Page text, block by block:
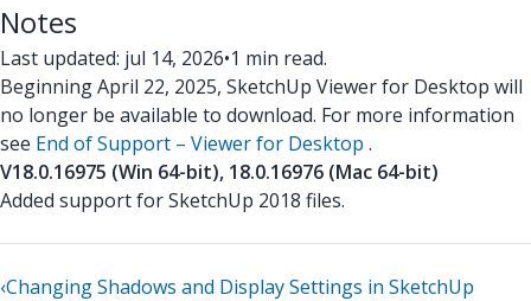
Notes
Last updated: jul 14, 2026•1 min read.
Beginning April 22, 2025, SketchUp Viewer for Desktop will
no longer be available to download. For more information
see End of Support – Viewer for Desktop .
V18.0.16975 (Win 64-bit), 18.0.16976 (Mac 64-bit)
Added support for SketchUp 2018 files.
‹Changing Shadows and Display Settings in SketchUp